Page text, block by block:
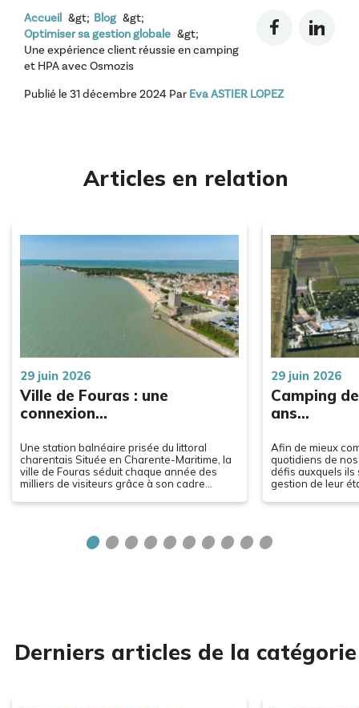
Accueil
Blog
Optimiser sa gestion globale
Une expérience client réussie en camping
et HPA avec Osmozis
Publié le31 décembre 2024 Par Eva ASTIER LOPEZ
Articles en relation
29 juin 2026
Ville de Fouras : une
connexion…
Une station balnéaire prisée du littoral
charentais Située en Charente-Maritime, la
ville de Fouras séduit chaque année des
milliers de visiteurs grâce à son cadre
29 juin 2026
Camping
ans…
Afin de mieux
quotidiens de
défis auxquels
gestion de leur
Derniers articles de la catégorie